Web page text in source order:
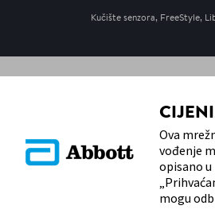
Kučište senzora, FreeStyle,
Ova
vođenje
opisano
mogu